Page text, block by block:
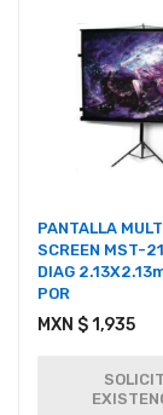
PANTALLA
SCREEN MST-
DIAG
POR
MXN $ 1,935